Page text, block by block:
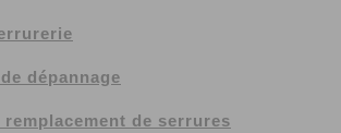
dépannage
de serrures